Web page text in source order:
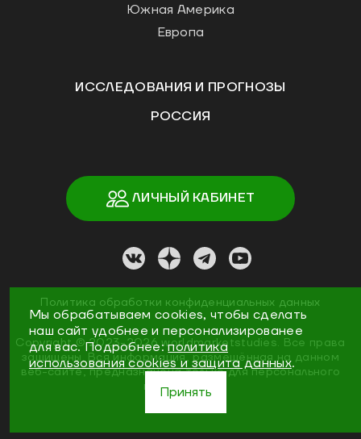
Южная Америка
Европа
ИССЛЕДОВАНИЯ И ПРОГНОЗЫ
РОССИЯ
ЛИЧНЫЙ КАБИНЕТ
Политика обработки конфиденциальных данных
Copyright ©2023-2026worldmarketstudies. Все права
защищены. Вся информация, размещённая на данном
веб-сайте, предназначена только для персонального
пользования
Мы обрабатываем cookies, чтобы сделать
наш сайт удобнее и персонализированее
для вас. Подробнее:политика
использования cookies и защита данных.
Принять